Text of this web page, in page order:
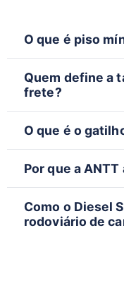
O que é piso
para operações
no Brasil.
Quem define a
frete?
O que é o
quando o preço do
Por que a
Diesel S10
Como o Diesel
rodoviário de